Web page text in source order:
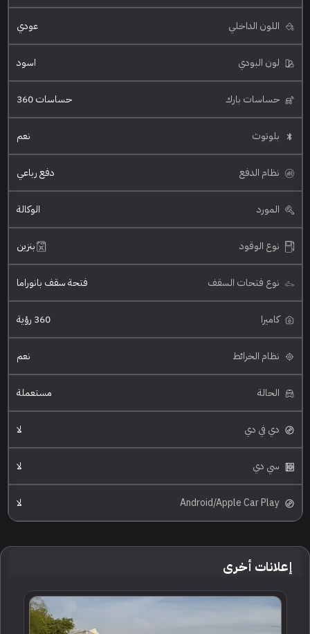
اللون الداخلي عودي
لون البودي اسود
حساسات بارك حساسات 360
بلوتوث نعم
نظام الدفع دفع رباعي
المورد الوكالة
نوع الوقود بنزين
نوع فتحات السقف فتحة سقف بانوراما
كاميرا 360 رؤية
نظام الخرائط نعم
الحالة مستعملة
دي في دي لا
سي دي لا
Android/Apple Car Play لا
إعلانات أخرى